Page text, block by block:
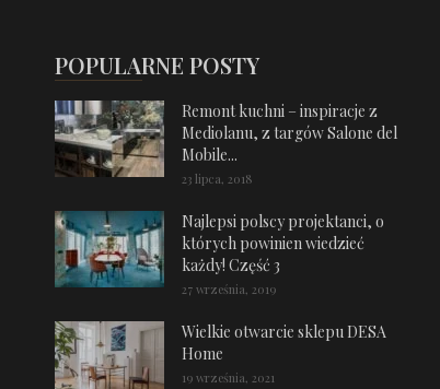
POPULARNE POSTY
Remont kuchni – inspiracje z
Mediolanu, z targów Salone del
Mobile...
23 lipca, 2018
Najlepsi polscy projektanci, o
których powinien wiedzieć
każdy! Część 3
27 września, 2019
Wielkie otwarcie sklepu DESA
Home
19 września, 2021